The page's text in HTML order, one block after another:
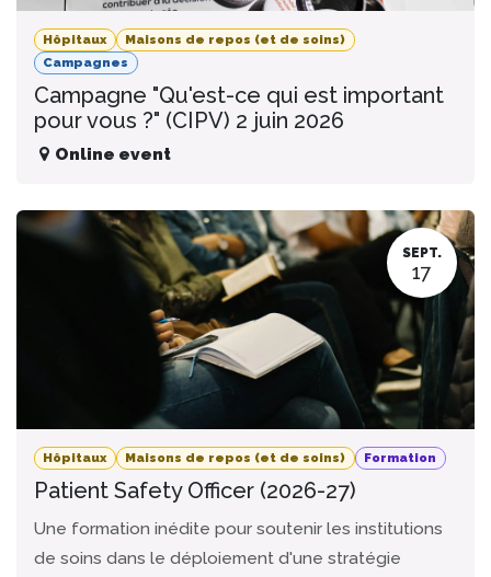
Hôpitaux
Maisons de repos (et de soins)
Campagnes
Campagne "Qu'est-ce qui est important
pour vous ?" (CIPV) 2 juin 2026
Online event
SEPT.
17
Hôpitaux Maisons de repos (et de soins) Formation
Patient Safety Officer (2026-27)
Une formation inédite pour soutenir les institutions
de soins dans le déploiement d'une stratégie